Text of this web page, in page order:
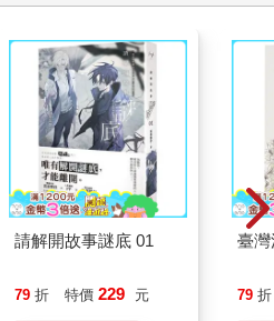
請解開故事謎底 01
79 折 特價 229 元
臺
79 折